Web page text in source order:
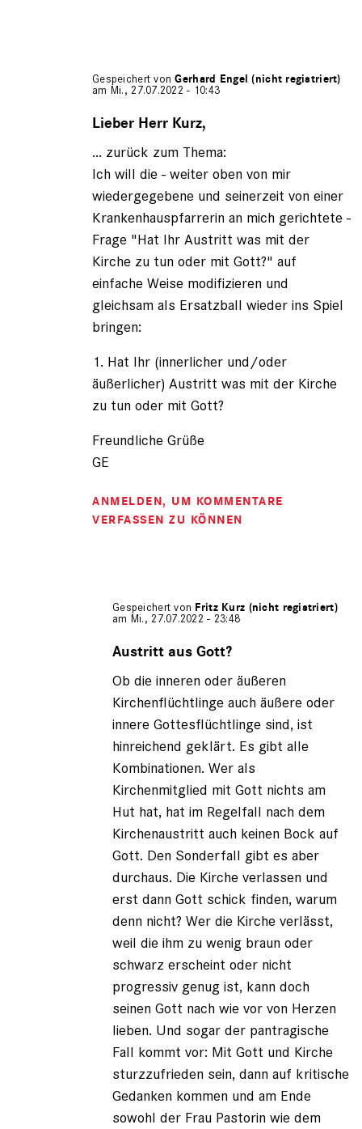
Gespeichert vonGerhard Engel (nicht registriert)
am Mi., 27.07.2022 - 10:43
auf
Fritz
Kurz
registriert)
Lieber Herr Kurz,
... zurück zum Thema:
Ich will die - weiter oben von mir
wiedergegebene und seinerzeit von einer
Krankenhauspfarrerin an mich gerichtete -
Frage "Hat Ihr Austritt was mit der
Kirche zu tun oder mit Gott?" auf
einfache Weise modifizieren und
gleichsam als Ersatzball wieder ins Spiel
bringen:
1. Hat Ihr (innerlicher und/oder
äußerlicher) Austritt was mit der Kirche
zu tun oder mit Gott?
Freundliche Grüße
GE
ANMELDEN, UM KOMMENTARE
VERFASSEN ZU KÖNNEN
Gespeichert von Fritz Kurz (nicht registriert)
am Mi., 27.07.2022 - 23:48
auf
Gerhard
Engel
registriert)
Austritt aus Gott?
Ob die inneren oder äußeren
Kirchenflüchtlinge auch äußere oder
innere Gottesflüchtlinge sind, ist
hinreichend geklärt. Es gibt alle
Kombinationen. Wer als
Kirchenmitglied mit Gott nichts am
Hut hat, hat im Regelfall nach dem
Kirchenaustritt auch keinen Bock auf
Gott. Den Sonderfall gibt es aber
durchaus. Die Kirche verlassen und
erst dann Gott schick finden, warum
denn nicht? Wer die Kirche verlässt,
weil die ihm zu wenig braun oder
schwarz erscheint oder nicht
progressiv genug ist, kann doch
seinen Gott nach wie vor von Herzen
lieben. Und sogar der pantragische
Fall kommt vor: Mit Gott und Kirche
sturzzufrieden sein, dann auf kritische
Gedanken kommen und am Ende
sowohl der Frau Pastorin wie dem